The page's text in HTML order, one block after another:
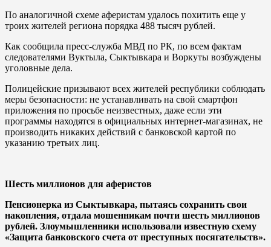
По аналогичной схеме аферистам удалось похитить еще у
троих жителей региона порядка 488 тысяч рублей.
Как сообщила пресс-служба МВД по РК, по всем фактам
следователями Вуктыла, Сыктывкара и Воркуты возбуждены
уголовные дела.
Полицейские призывают всех жителей республики соблюдать
меры безопасности: не устанавливать на свой смартфон
приложения по просьбе неизвестных, даже если эти
программы находятся в официальных интернет-магазинах, не
производить никаких действий с банковской картой по
указанию третьих лиц.
Шесть миллионов для аферистов
Пенсионерка из Сыктывкара, пытаясь сохранить свои
накопления, отдала мошенникам почти шесть миллионов
рублей. Злоумышленники использовали известную схему
«Защита банковского счета от преступных посягательств».